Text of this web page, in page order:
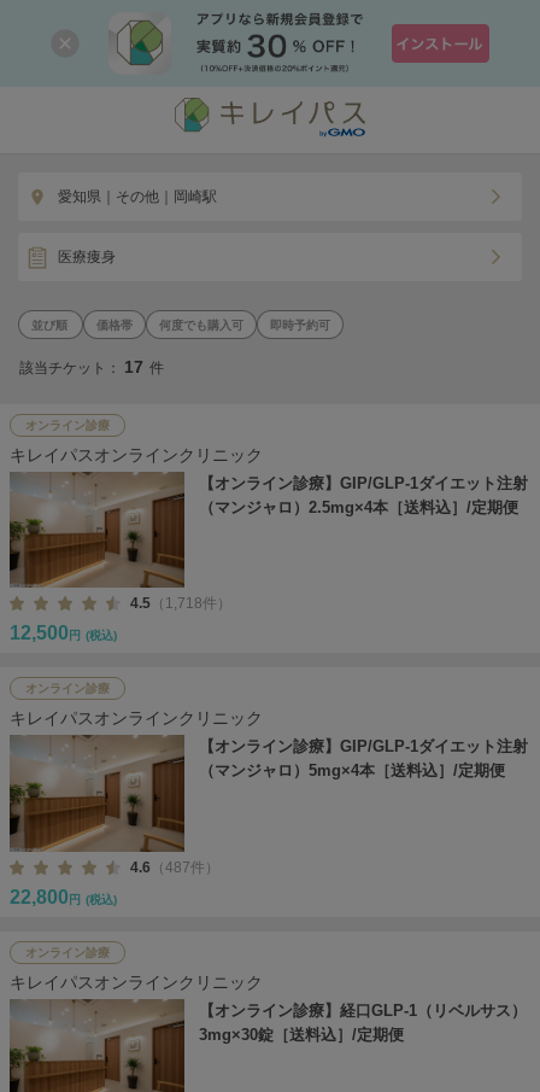
愛知県｜その他｜岡崎駅
医療痩身
価格帯 何度でも購入可 即時予約可
該当チケット： 17 件
オンライン診療
キレイパスオンラインクリニック
【オンライン診療】GIP/GLP-1ダイエット注射
（マンジャロ）2.5mg×4本［送料込］/定期便
4.5 （1,718件）
12,500 円 (税込)
オンライン診療
キレイパスオンラインクリニック
【オンライン診療】GIP/GLP-1ダイエット注射
（マンジャロ）5mg×4本［送料込］/定期便
4.6 （487件）
22,800 円 (税込)
オンライン診療
キレイパスオンラインクリニック
【オンライン診療】経口GLP-1（リベルサス）
3mg×30錠［送料込］/定期便